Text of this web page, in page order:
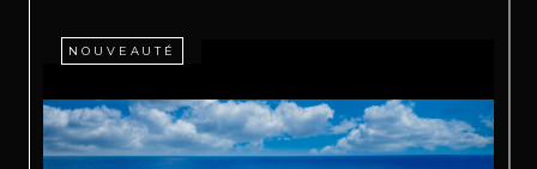
NOUVEAUTÉ